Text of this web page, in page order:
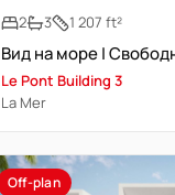
2
3 1 207 ft²
Le Pont Building 3
La Mer
Off-plan